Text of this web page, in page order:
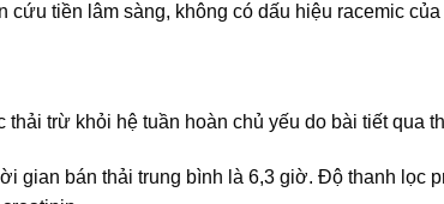
cứu tiền lâm sàng, không có dấu hiệu racemic
thải trừ khỏi hệ tuần hoàn chủ yếu do bài tiết qua
gian bán thải trung bình là 6,3 giờ. Độ thanh lọc